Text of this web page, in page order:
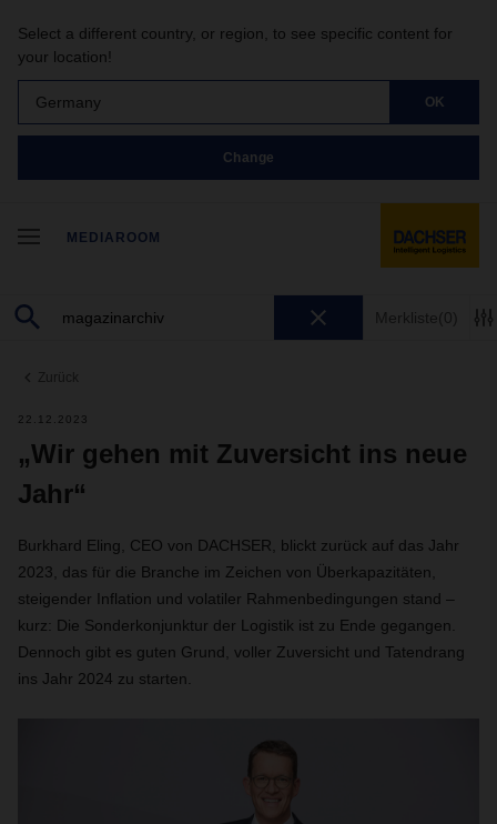
Select a different country, or region, to see specific content for
your location!
Germany OK
Change
MEDIAROOM
Merkliste(0)
Zurück
22.12.2023
„Wir gehen mit Zuversicht ins neue
Jahr“
Burkhard Eling, CEO von DACHSER, blickt zurück auf das Jahr
2023, das für die Branche im Zeichen von Überkapazitäten,
steigender Inflation und volatiler Rahmenbedingungen stand –
kurz: Die Sonderkonjunktur der Logistik ist zu Ende gegangen.
Dennoch gibt es guten Grund, voller Zuversicht und Tatendrang
ins Jahr 2024 zu starten.